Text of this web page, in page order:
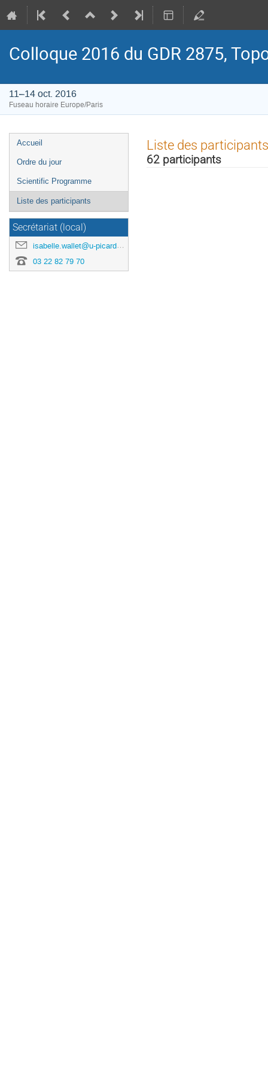
Colloque 2016 du GDR 2875,
11–14 oct. 2016
Fuseau horaire Europe/Paris
Menu
de
Accueil
Ordre du jour
Scientific Programme
Liste des participants
Secrétariat (local)
isabelle.wallet@u-picardie.fr
03 22 82 79 70
Liste des participants
62 participants